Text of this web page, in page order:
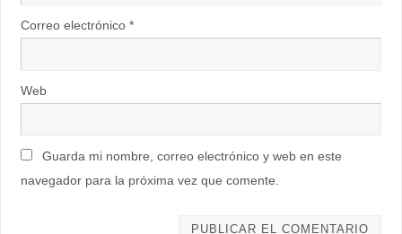
Correo electrónico *
Web
Guarda mi nombre, correo electrónico y web en este
navegador para la próxima vez que comente.